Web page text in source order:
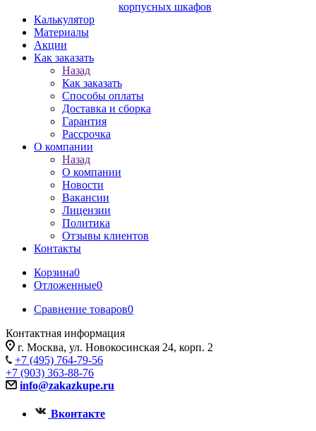
корпусных шкафов
Калькулятор
Материалы
Акции
Как заказать
Назад
Как заказать
Способы оплаты
Доставка и сборка
Гарантия
Рассрочка
О компании
Назад
О компании
Новости
Вакансии
Лицензии
Политика
Отзывы клиентов
Контакты
Корзина0
Отложенные0
Сравнение товаров0
Контактная информация
г. Москва, ул. Новокосинская 24, корп. 2
+7 (495) 764-79-56
+7 (903) 363-88-76
info@zakazkupe.ru
Вконтакте